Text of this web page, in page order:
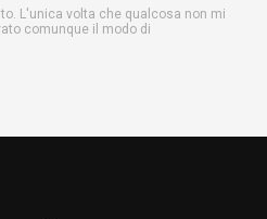
L'unica volta che qualcosa non mi
comunque il modo di